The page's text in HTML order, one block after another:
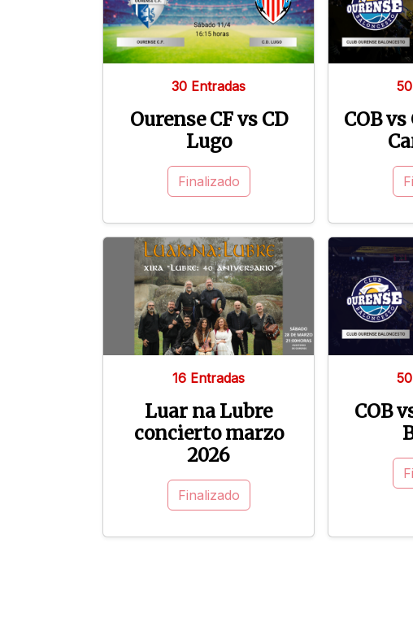
30 Entradas
Ourense CF vs CD
Lugo
Finalizado
COB
16 Entradas
Luar na Lubre
concierto marzo
2026
Finalizado
COB